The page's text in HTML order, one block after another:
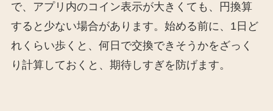
で、アプリ内のコイン表示が大きくても、円換算
すると少ない場合があります。始める前に、1日ど
れくらい歩くと、何日で交換できそうかをざっく
り計算しておくと、期待しすぎを防げます。